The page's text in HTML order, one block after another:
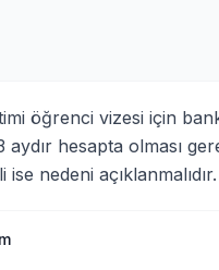
öğrenci vizesi için
aydır hesapta olması
ise nedeni açıklanmalıdır.